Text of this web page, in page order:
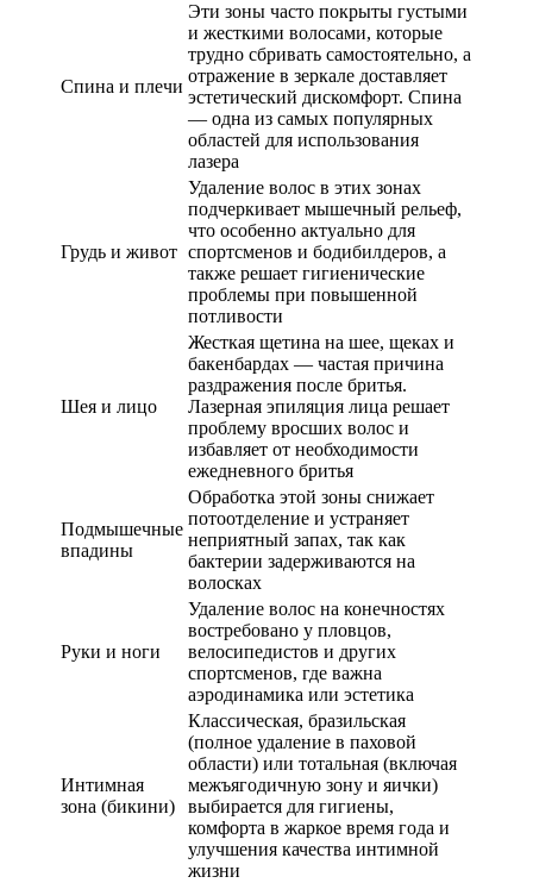
Спина и плечи
Эти зоны часто покрыты густыми
и жесткими волосами, которые
трудно сбривать самостоятельно, а
отражение в зеркале доставляет
эстетический дискомфорт. Спина
— одна из самых популярных
областей для использования
лазера
Грудь и живот
Удаление волос в этих зонах
подчеркивает мышечный рельеф,
что особенно актуально для
спортсменов и бодибилдеров, а
также решает гигиенические
проблемы при повышенной
потливости
Шея и лицо
Жесткая щетина на шее, щеках и
бакенбардах — частая причина
раздражения после бритья.
Лазерная эпиляция лица решает
проблему вросших волос и
избавляет от необходимости
ежедневного бритья
Подмышечные
впадины
Обработка этой зоны снижает
потоотделение и устраняет
неприятный запах, так как
бактерии задерживаются на
волосках
Руки и ноги
Удаление волос на конечностях
востребовано у пловцов,
велосипедистов и других
спортсменов, где важна
аэродинамика или эстетика
Интимная
зона (бикини)
Классическая, бразильская
(полное удаление в паховой
области) или тотальная (включая
межъягодичную зону и яички)
выбирается для гигиены,
комфорта в жаркое время года и
улучшения качества интимной
жизни